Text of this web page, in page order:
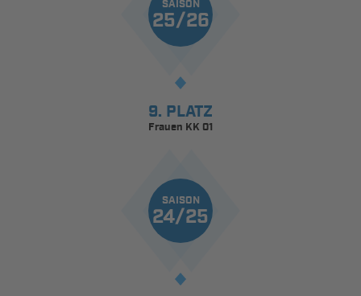
SAISON
25/26
9. PLATZ
Frauen KK 01
SAISON
24/25